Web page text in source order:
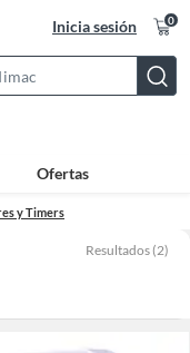
Inicia sesión 0
Bar
Ofertas
y Timers
Resultados (2)